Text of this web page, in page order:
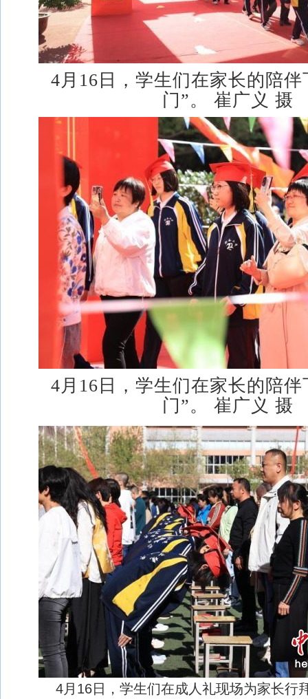
4月16日，学生们在家长的陪伴
门”。 崔广义 摄
4月16日，学生们在家长的陪伴
门”。 崔广义 摄
4月16日，学生们在成人礼现场为家长行